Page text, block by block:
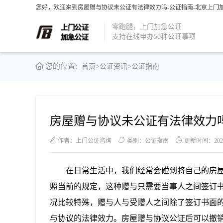
您好，欢迎来到房屋赠与协议未公证有法律效力吗-公证指南-北京上
零跑腿，上门加急公证
支持在线申办50种公证事项
您的位置: 首页>公证资讯>公证指南
房屋赠与协议未公证有法律效力
作者：上门公证咨询 类别：公证指南 更新时间：
在日常生活中，我们经常会碰到将自己的房
照当前的规定，这种赠与只需要当事人之间签订
况比较特殊，赠与人与受赠人之间除了签订书面
与协议的法律效力。房屋赠与协议公证后可以撤